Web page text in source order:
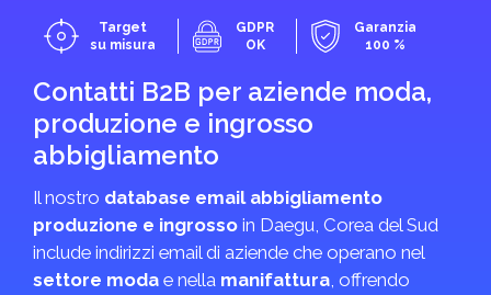
Target
su misura
GDPR
OK
Garanzia
100 %
Contatti B2B per aziende moda,
produzione e ingrosso
abbigliamento
Il nostro database email abbigliamento
produzione e ingrosso in Daegu, Corea del Sud
include indirizzi email di aziende che operano nel
settore moda e nella manifattura, offrendo